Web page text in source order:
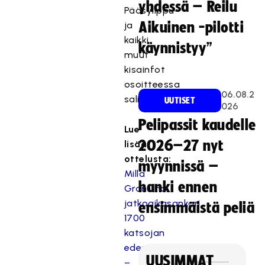
Pääsylippu-
ja
kaikki
muut
kisainfot
osoitteessa
salibandy.fi.
Lue
lisää
ottelusta:
Milla
Granlund
jatkoaikasankari
1700
katsojan
edessä
–
T
m
i
s
ä
l
t
ö
o
yhdessä – Reilu
Aikuinen -pilotti
käynnistyy”
UUTISET
06.08.2
026
Pelipassit kaudelle
2026–27 nyt
myynnissä –
hanki ennen
ensimmäistä peliä
UUSIMMAT